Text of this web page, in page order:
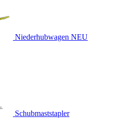
Niederhubwagen NEU
Schubmaststapler